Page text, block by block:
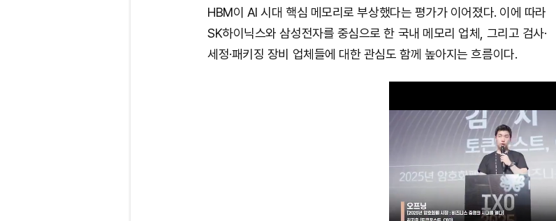
HBM이 AI 시대 핵심 메모리로 부상했다는 평가가 이어졌다. 이에 따라
SK하이닉스와 삼성전자를 중심으로 한 국내 메모리 업체, 그리고 검사·
세정·패키징 장비 업체들에 대한 관심도 함께 높아지는 흐름이다.